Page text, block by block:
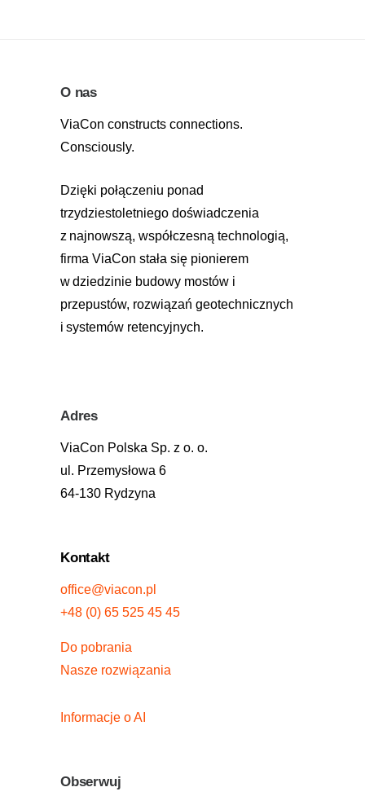
O nas
ViaCon constructs connections.
Consciously.
Dzięki połączeniu ponad
trzydziestoletniego doświadczenia
z najnowszą, współczesną technologią,
firma ViaCon stała się pionierem
w dziedzinie budowy mostów i
przepustów, rozwiązań geotechnicznych
i systemów retencyjnych.
Adres
ViaCon Polska Sp. z o. o.
ul. Przemysłowa 6
64-130 Rydzyna
Kontakt
office@viacon.pl
+48 (0) 65 525 45 45
Do pobrania
Nasze rozwiązania
Informacje o AI
Obserwuj